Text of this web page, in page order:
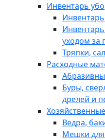
Инвентарь
уходом за
Тряпки,
Расходные
Буры,
дрелей и
Ведра,
Мешки